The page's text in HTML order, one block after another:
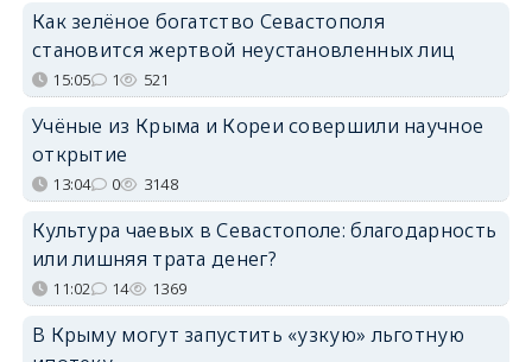
Как зелёное богатство Севастополя
становится жертвой неустановленных лиц
15:05 1 521
Учёные из Крыма и Кореи совершили научное
открытие
13:04 0 3148
Культура чаевых в Севастополе: благодарность
или лишняя трата денег?
11:02 14 1369
В Крыму могут запустить «узкую» льготную